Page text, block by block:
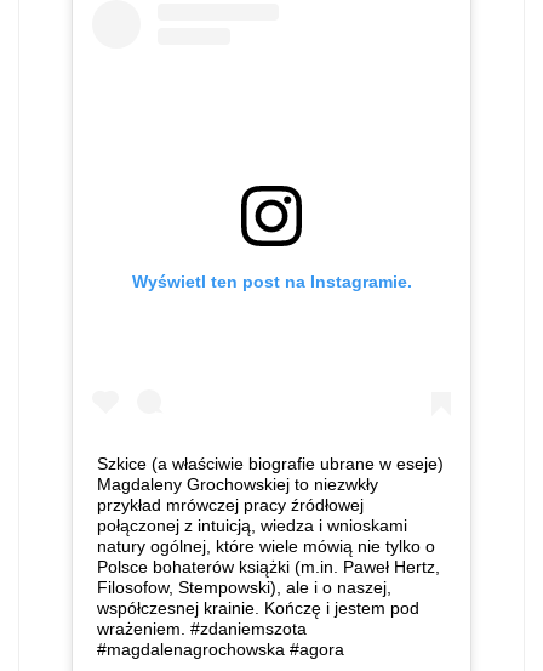
Wyświetl ten post na Instagramie.
Szkice (a właściwie biografie ubrane w eseje)
Magdaleny Grochowskiej to niezwkły
przykład mrówczej pracy źródłowej
połączonej z intuicją, wiedza i wnioskami
natury ogólnej, które wiele mówią nie tylko o
Polsce bohaterów książki (m.in. Paweł Hertz,
Filosofow, Stempowski), ale i o naszej,
współczesnej krainie. Kończę i jestem pod
wrażeniem. #zdaniemszota
#magdalenagrochowska #agora